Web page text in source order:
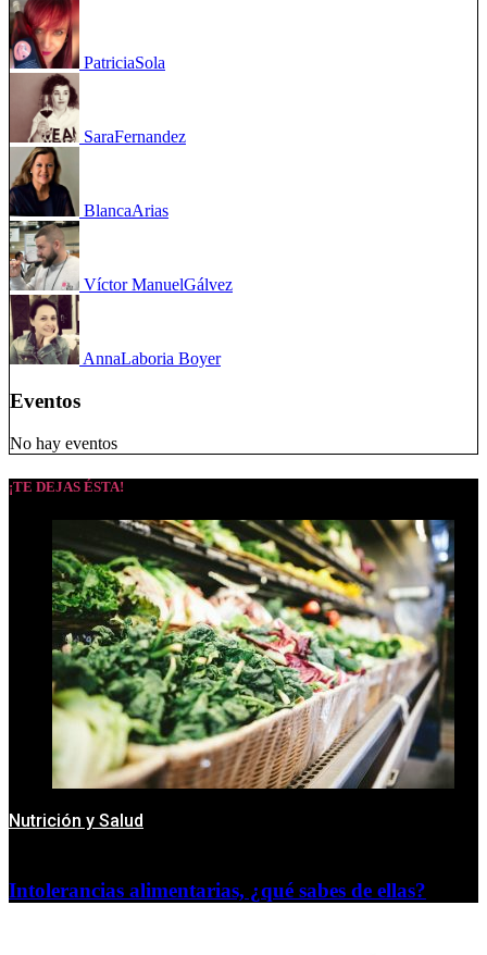
PatriciaSola
SaraFernandez
BlancaArias
Víctor ManuelGálvez
AnnaLaboria Boyer
Eventos
No hay eventos
¡TE DEJAS ÉSTA!
Nutrición y Salud
Intolerancias alimentarias, ¿qué sabes de ellas?